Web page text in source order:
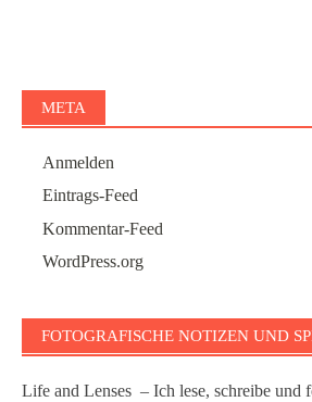
META
Anmelden
Eintrags-Feed
Kommentar-Feed
WordPress.org
FOTOGRAFISCHE NOTIZEN UND
Life and Lenses – Ich lese, schreibe und